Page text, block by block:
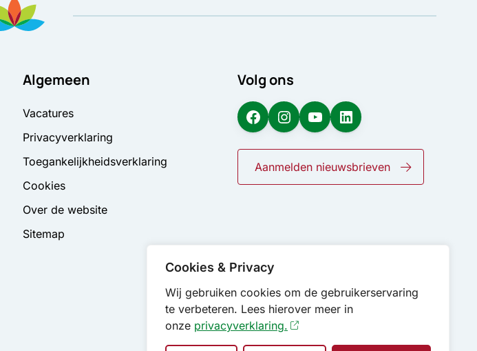
Cookies & Privacy
Wij gebruiken cookies om de gebruikerservaring
te verbeteren. Lees hierover meer in
onze privacyverklaring.
Algemeen
Vacatures
Privacyverklaring
Toegankelijkheidsverklaring
Cookies
Over de website
Sitemap
Volg ons
Facebook
Instagram
YouTubeLinkedIn
Aanmelden nieuwsbrieven